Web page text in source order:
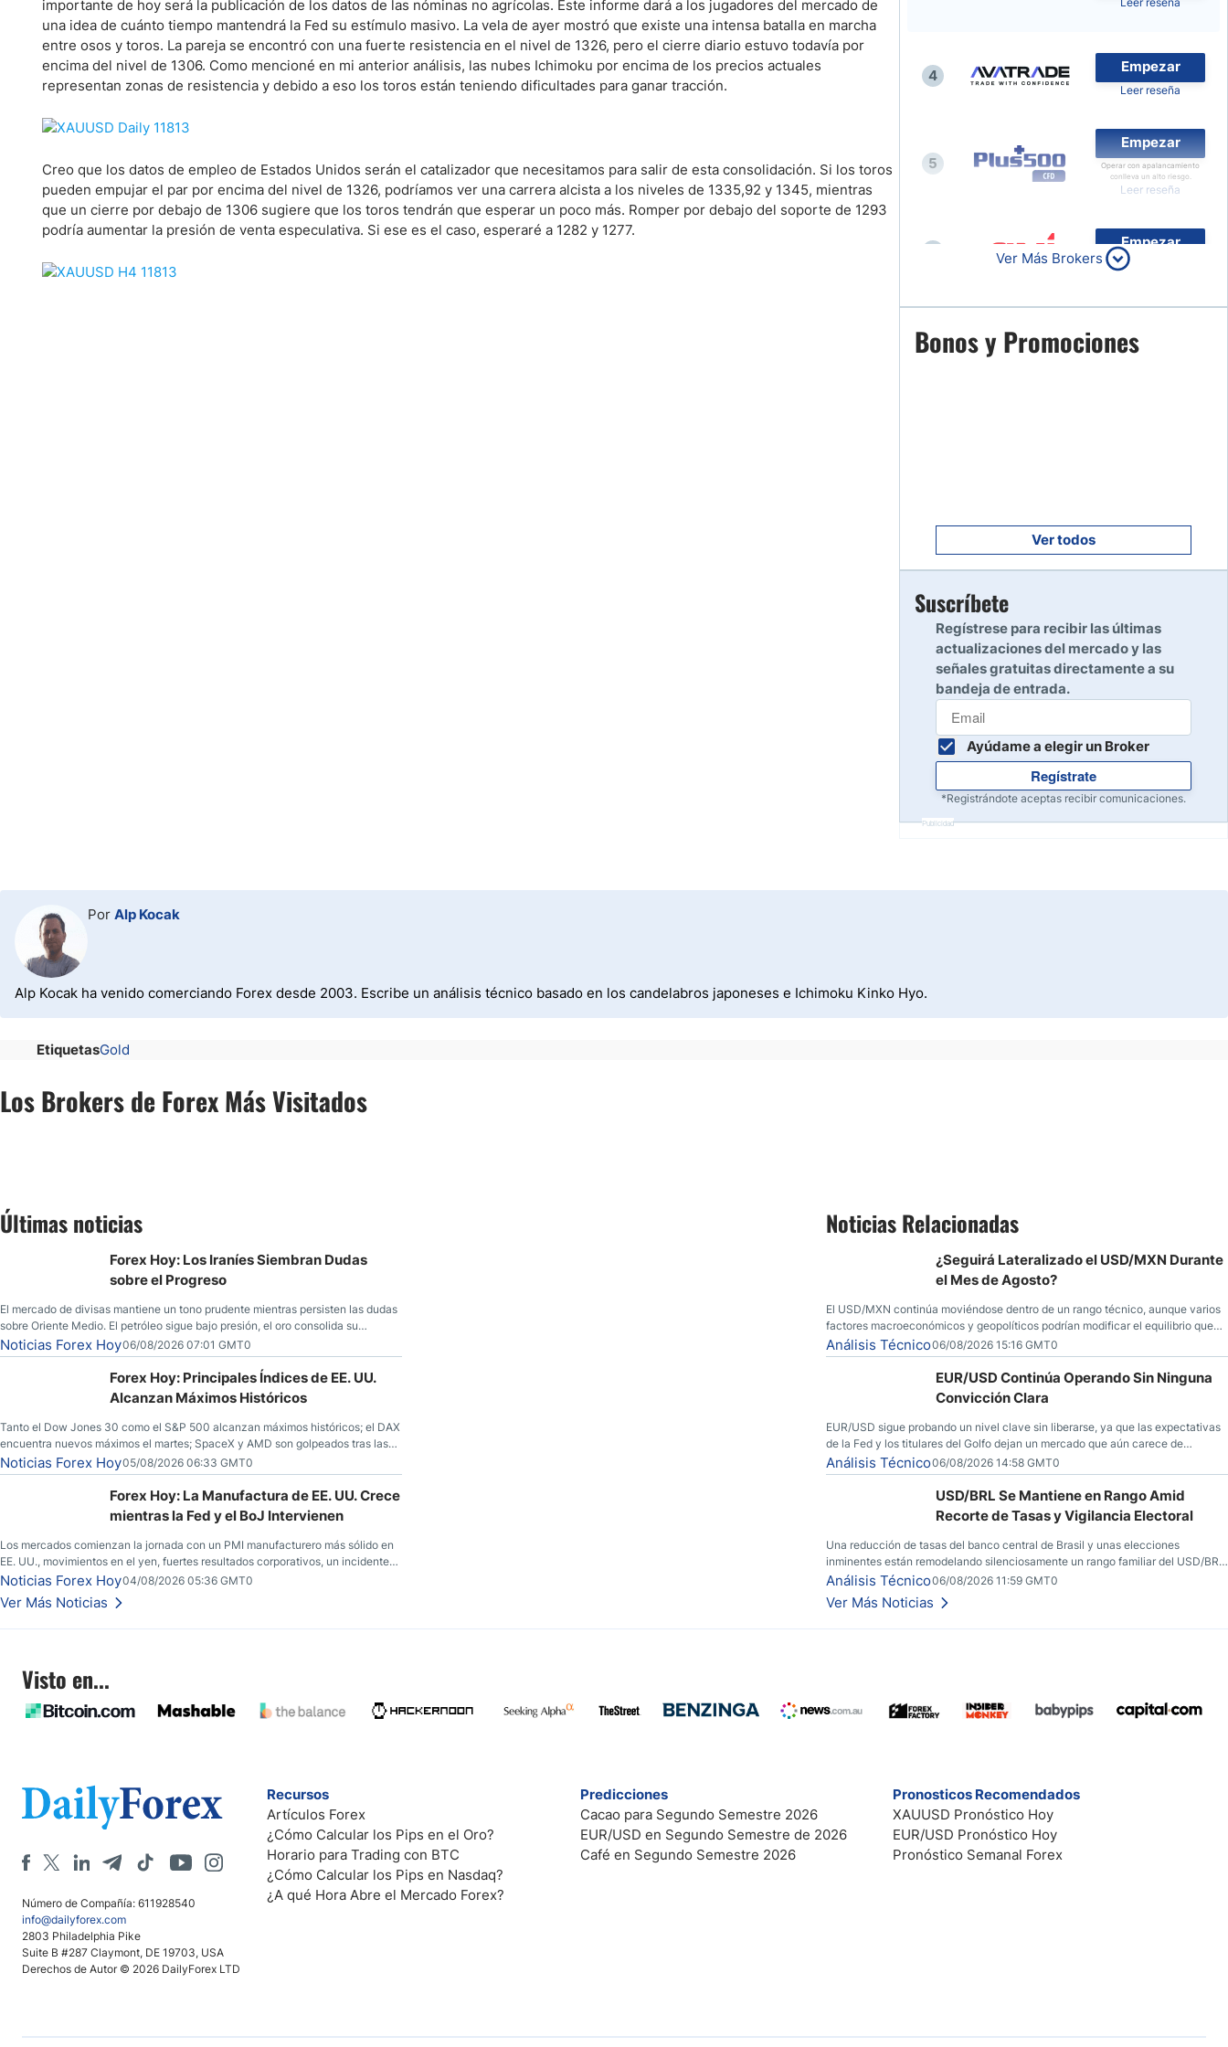
Paraguay
Peru
Panama
Bolivia
Nicaragua
Estados Unidos
Nasdaq 100
S&P 500
IBEX 35
Todos los índices
Nvidia (NVDA)
Banco Santander (SAN)
Todas las Acciones
importante de hoy será la publicación de los datos de las nóminas no agrícolas. Este informe dará a los jugadores del mercado de
una idea de cuánto tiempo mantendrá la Fed su estímulo masivo. La vela de ayer mostró que existe una intensa batalla en marcha
entre osos y toros. La pareja se encontró con una fuerte resistencia en el nivel de 1326, pero el cierre diario estuvo todavía por
encima del nivel de 1306. Como mencioné en mi anterior análisis, las nubes Ichimoku por encima de los precios actuales
representan zonas de resistencia y debido a eso los toros están teniendo dificultades para ganar tracción.
Creo que los datos de empleo de Estados Unidos serán el catalizador que necesitamos para salir de esta consolidación. Si los toros
pueden empujar el par por encima del nivel de 1326, podríamos ver una carrera alcista a los niveles de 1335,92 y 1345, mientras
que un cierre por debajo de 1306 sugiere que los toros tendrán que esperar un poco más. Romper por debajo del soporte de 1293
podría aumentar la presión de venta especulativa. Si ese es el caso, esperaré a 1282 y 1277.
4
Empezar
Leer reseña
5
Empezar
Operar con apalancamiento
conlleva un alto riesgo.
Leer reseña
Empezar
Leer reseña
7
Leer reseña
Leer reseña
10
Ver Más Brokers
Bonos y Promociones
Ver todos
Suscríbete
Regístrese para recibir las últimas
actualizaciones del mercado y las
señales gratuitas directamente a su
bandeja de entrada.
Ayúdame a elegir un Broker
Regístrate
*Registrándote aceptas recibir comunicaciones.
Publicidad
Por Alp Kocak
Alp Kocak ha venido comerciando Forex desde 2003. Escribe un análisis técnico basado en los candelabros japoneses e Ichimoku Kinko Hyo.
EtiquetasGold
Los Brokers de Forex Más Visitados
Últimas noticias
Forex Hoy: Los Iraníes Siembran Dudas
sobre el Progreso
El mercado de divisas mantiene un tono prudente mientras persisten las dudas
sobre Oriente Medio. El petróleo sigue bajo presión, el oro consolida su
fortaleza y los operadores esperan nuevas referencias económicas desde
Estados Unidos.
Noticias Forex Hoy06/08/2026 07:01 GMT0
Forex Hoy: Principales Índices de EE. UU.
Alcanzan Máximos Históricos
Tanto el Dow Jones 30 como el S&P 500 alcanzan máximos históricos; el DAX
encuentra nuevos máximos el martes; SpaceX y AMD son golpeados tras las
llamadas de ganancias; el petróleo crudo cae por debajo de los $80 con
nuevas esperanzas; el dólar estadounidense continúa intentando estabilizarse
frente al yen; el peso mexicano ve un repunte a medida que las tasas caen en
Noticias Forex Hoy05/08/2026 06:33 GMT0
Forex Hoy: La Manufactura de EE. UU. Crece
mientras la Fed y el BoJ Intervienen
Los mercados comienzan la jornada con un PMI manufacturero más sólido en
EE. UU., movimientos en el yen, fuertes resultados corporativos, un incidente
de seguridad en Bitcoin y nuevas señales desde el mercado del petróleo.
Noticias Forex Hoy04/08/2026 05:36 GMT0
Ver Más Noticias
Noticias Relacionadas
¿Seguirá Lateralizado el USD/MXN Durante
el Mes de Agosto?
El USD/MXN continúa moviéndose dentro de un rango técnico, aunque varios
factores macroeconómicos y geopolíticos podrían modificar el equilibrio que
ha dominado al mercado en las últimas semanas.
Análisis Técnico06/08/2026 15:16 GMT0
EUR/USD Continúa Operando Sin Ninguna
Convicción Clara
EUR/USD sigue probando un nivel clave sin liberarse, ya que las expectativas
de la Fed y los titulares del Golfo dejan un mercado que aún carece de
convicción real.
Análisis Técnico06/08/2026 14:58 GMT0
USD/BRL Se Mantiene en Rango Amid
Recorte de Tasas y Vigilancia Electoral
Una reducción de tasas del banco central de Brasil y unas elecciones
inminentes están remodelando silenciosamente un rango familiar del USD/BRL.
Una reducción de tasas por parte del banco central de Brasil y unas elecciones
inminentes están remodelando silenciosamente un rango familiar del USD/BRL.
Esto es lo que los traders están observando a continuación.
Análisis Técnico06/08/2026 11:59 GMT0
Ver Más Noticias
Visto en...
Número de Compañía: 611928540
info@dailyforex.com
2803 Philadelphia Pike
Suite B #287 Claymont, DE 19703, USA
Derechos de Autor © 2026 DailyForex LTD
Recursos
Artículos Forex
¿Cómo Calcular los Pips en el Oro?
Horario para Trading con BTC
¿Cómo Calcular los Pips en Nasdaq?
¿A qué Hora Abre el Mercado Forex?
Predicciones
Cacao para Segundo Semestre 2026
EUR/USD en Segundo Semestre de 2026
Café en Segundo Semestre 2026
Pronosticos Recomendados
XAUUSD Pronóstico Hoy
EUR/USD Pronóstico Hoy
Pronóstico Semanal Forex